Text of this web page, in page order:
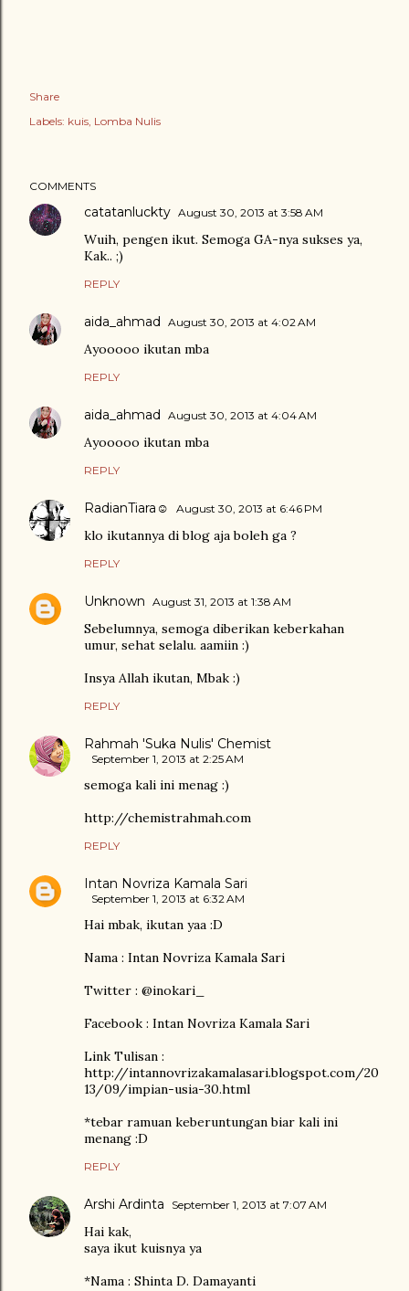
Share
Labels: kuis Lomba Nulis
COMMENTS
catatanluckty August 30, 2013 at 3:58 AM
Wuih, pengen ikut. Semoga GA-nya sukses ya,
Kak.. ;)
REPLY
aida_ahmad August 30, 2013 at 4:02 AM
Ayooooo ikutan mba
REPLY
aida_ahmad August 30, 2013 at 4:04 AM
Ayooooo ikutan mba
REPLY
RadianTiara☺ August 30, 2013 at 6:46 PM
klo ikutannya di blog aja boleh ga ?
REPLY
Unknown August 31, 2013 at 1:38 AM
Sebelumnya, semoga diberikan keberkahan
umur, sehat selalu. aamiin :)
Insya Allah ikutan, Mbak :)
REPLY
Rahmah 'Suka Nulis' Chemist
September 1, 2013 at 2:25 AM
semoga kali ini menag :)
http://chemistrahmah.com
REPLY
Intan Novriza Kamala Sari
September 1, 2013 at 6:32 AM
Hai mbak, ikutan yaa :D
Nama : Intan Novriza Kamala Sari
Twitter : @inokari_
Facebook : Intan Novriza Kamala Sari
Link Tulisan :
http://intannovrizakamalasari.blogspot.com/20
13/09/impian-usia-30.html
*tebar ramuan keberuntungan biar kali ini
menang :D
REPLY
Arshi Ardinta September 1, 2013 at 7:07 AM
Hai kak,
saya ikut kuisnya ya
*Nama : Shinta D. Damayanti